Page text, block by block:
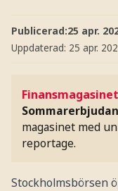
Publicerad:25 apr.
Uppdaterad: 25 apr.
Finansmagasinet
magasinet med
reportage.
Stockholmsbörsen